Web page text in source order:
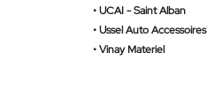
•UCAI - Saint Alban
•Ussel Auto Accessoires
•Vinay Materiel